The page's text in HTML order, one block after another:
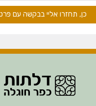
כן, תחזרו אליי בבקשה עם פרטים